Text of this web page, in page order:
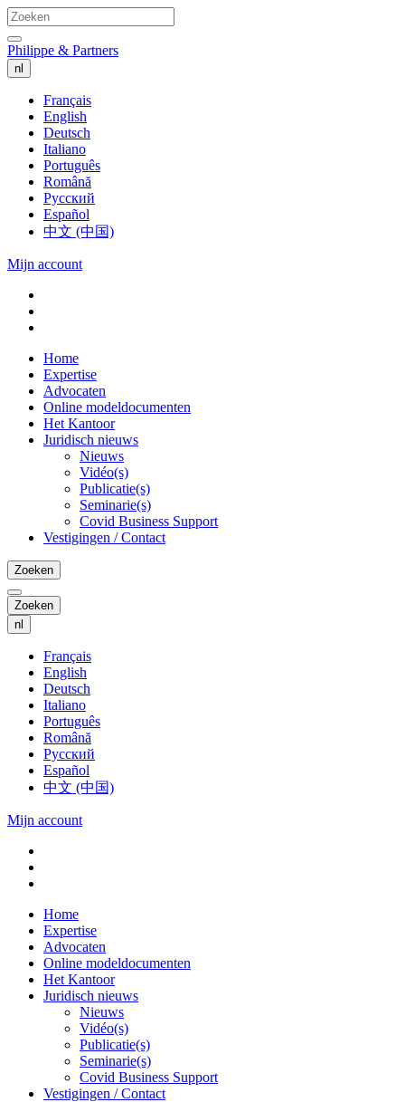
Philippe & Partners
nl
Français
English
Deutsch
Italiano
Português
Română
Русский
Español
中文 (中国)
Mijn account
Home
Expertise
Advocaten
Online modeldocumenten
Het Kantoor
Juridisch nieuws
Nieuws
Vidéo(s)
Publicatie(s)
Seminarie(s)
Covid Business Support
Vestigingen / Contact
Zoeken
Zoeken
nl
Français
English
Deutsch
Italiano
Português
Română
Русский
Español
中文 (中国)
Mijn account
Home
Expertise
Advocaten
Online modeldocumenten
Het Kantoor
Juridisch nieuws
Nieuws
Vidéo(s)
Publicatie(s)
Seminarie(s)
Covid Business Support
Vestigingen / Contact